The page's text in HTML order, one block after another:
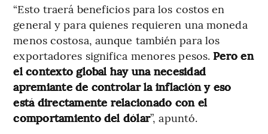
“Esto traerá beneficios para los costos en
general y para quienes requieren una moneda
menos costosa, aunque también para los
exportadores significa menores pesos. Pero en
el contexto global hay una necesidad
apremiante de controlar la inflación y eso
está directamente relacionado con el
comportamiento del dólar”, apuntó.